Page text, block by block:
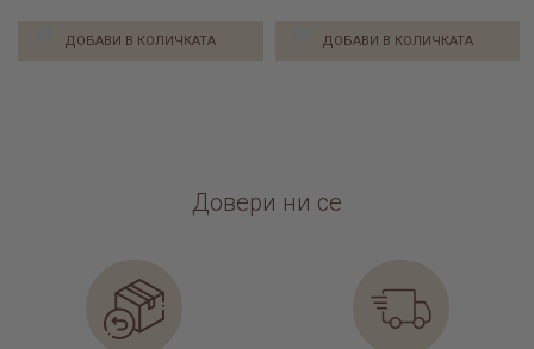
ДОБАВИ В КОЛИЧКАТА ДОБАВИ В КОЛИЧКАТА
Довери ни се